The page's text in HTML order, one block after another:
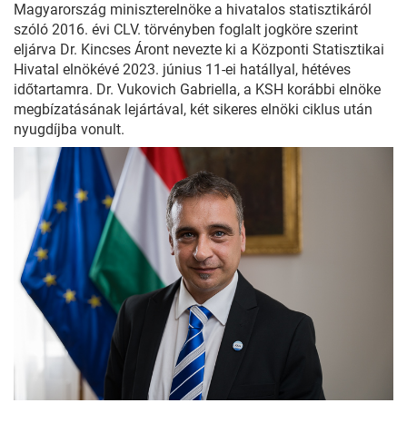
Magyarország miniszterelnöke a hivatalos statisztikáról
szóló 2016. évi CLV. törvényben foglalt jogköre szerint
eljárva Dr. Kincses Áront nevezte ki a Központi Statisztikai
Hivatal elnökévé 2023. június 11-ei hatállyal, hétéves
időtartamra. Dr. Vukovich Gabriella, a KSH korábbi elnöke
megbízatásának lejártával, két sikeres elnöki ciklus után
nyugdíjba vonult.